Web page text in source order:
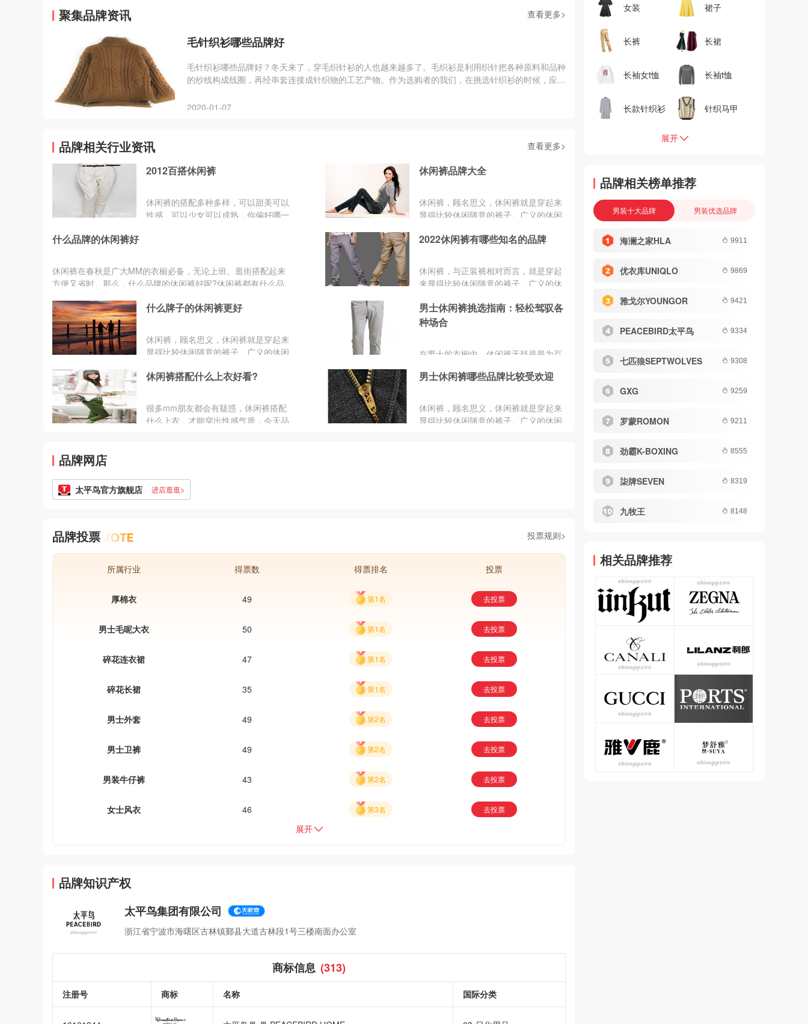
聚集品牌资讯 查看更多>
毛针织衫哪些品牌好
毛针织衫哪些品牌好？冬天来了，穿毛织针衫的人也越来越多了。毛织衫是利用织针把各种原料和品种
的纱线构成线圈，再经串套连接成针织物的工艺产物。作为选购者的我们，在挑选针织衫的时候，应该
2020-01-07
品牌相关行业资讯 查看更多>
2012百搭休闲裤
休闲裤的搭配多种多样，可以甜美可以
性感，可以少女可以成熟，你偏好哪一
休闲裤品牌大全
休闲裤，顾名思义，休闲裤就是穿起来
显得比较休闲随意的裤子。广义的休闲
务场合穿着的裤子。现实生...
什么品牌的休闲裤好
休闲裤在春秋是广大MM的衣橱必备，无论上班、逛街搭配起来
方便又省时。那么，什么品牌的休闲裤好呢?休闲裤都有什么品
2022休闲裤有哪些知名的品牌
休闲裤，与正装裤相对而言，就是穿起
来显得比较休闲随意的裤子。广义的休
公务场合穿着的裤子。现实生活中主要
是指以西裤为模板，在面料、版型方面
力、产品销量、用户口碑、网友投票等
指标评选出了比较知名的休闲裤，让大
什么牌子的休闲裤更好
休闲裤，顾名思义，休闲裤就是穿起来
显得比较休闲随意的裤子。广义的休闲
务场合穿着的裤子。现实生...
男士休闲裤挑选指南：轻松驾驭各
种场合
在男士的衣橱中，休闲裤无疑是最为百
料包括棉质、亚麻、牛仔布等。在选择
量。例如，腿部较为粗壮的男士可以选
择宽松版型，以平衡整体比例;而腿部修
休闲裤搭配什么上衣好看?
很多mm朋友都会有疑惑，休闲裤搭配
什么上衣，才能穿出性感气质，今天品
男士休闲裤哪些品牌比较受欢迎
休闲裤，顾名思义，休闲裤就是穿起来
显得比较休闲随意的裤子。广义的休闲
品牌网店
太平鸟官方旗舰店 进店逛逛>
品牌投票 投票规则>
所属行业 得票数 得票排名 投票
厚棉衣 49 第1名 去投票
男士毛呢大衣 50 第1名 去投票
碎花连衣裙 47 第1名 去投票
碎花长裙 35 第1名 去投票
男士外套 49 第2名 去投票
男士卫裤 49 第2名 去投票
男装牛仔裤 43 第2名 去投票
女士风衣 46 第3名 去投票
展开
品牌知识产权
太平鸟集团有限公司
浙江省宁波市海曙区古林镇鄞县大道古林段1号三楼南面办公室
商标信息 (313)
注册号 商标 名称 国际分类
女装 裙子
长裤 长裙
长袖女t恤 长袖t恤
长款针织衫 针织马甲
展开
品牌相关榜单推荐
男装十大品牌 男装优选品牌
海澜之家HLA 9911
优衣库UNIQLO 9869
雅戈尔YOUNGOR 9421
PEACEBIRD太平鸟 9334
七匹狼SEPTWOLVES 9308
GXG 9259
罗蒙ROMON 9211
劲霸K-BOXING 8555
柒牌SEVEN 8319
九牧王 8148
相关品牌推荐